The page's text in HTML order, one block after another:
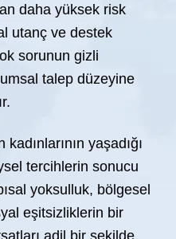
daha yüksek risk
utanç ve destek
sorunun gizli
talep düzeyine
yaşadığı
tercihlerin sonucu
yoksulluk, bölgesel
eşitsizliklerin bir